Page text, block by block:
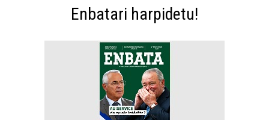
Enbatari harpidetu!